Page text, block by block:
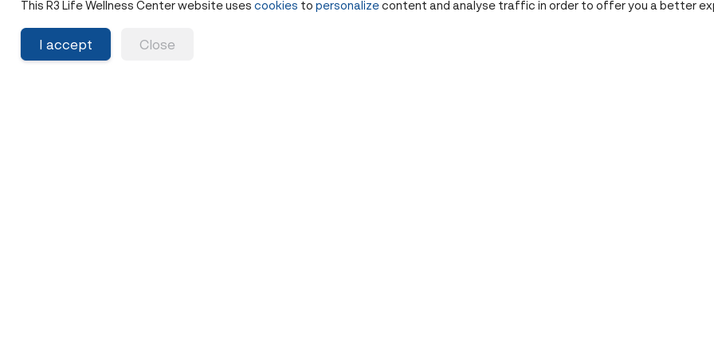
สามารถอยู่ได้อย่างยั่งยืน
Longevity ที่แท้จริงไม่ใช่การเร่งทำมากขึ้น แต่คือ
งามแบบเป็นธรรมชาติและยั่งยืน
This R3 Life Wellness Center website usescookies topersonalizecontent and analyse traffic in order to offer you a better
I accept Close